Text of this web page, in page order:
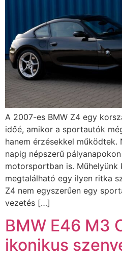
A 2007-es BMW Z4 egy
időé, amikor a sportautók
hanem érzésekkel működtek.
napig népszerű
motorsportban is. Műhelyünk
megtalálható egy ilyen ritka
Z4 nem egyszerűen egy
vezetés […]
BMW E46 M3
ikonikus